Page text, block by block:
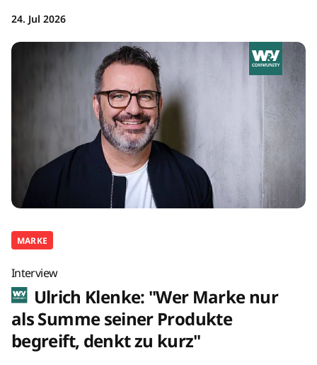
24. Jul 2026
MARKE
Interview
Ulrich Klenke: "Wer Marke nur
als Summe seiner Produkte
begreift, denkt zu kurz"